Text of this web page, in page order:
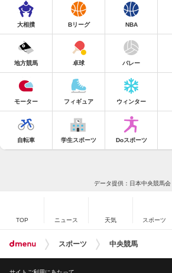
大相撲 Bリーグ NBA
地方競馬 卓球 バレー
モーター フィギュア ウィンター
自転車 学生スポーツ Doスポーツ
データ提供：日本中央競馬会
TOP ニュース 天気 スポーツ
スポーツ 中央競馬